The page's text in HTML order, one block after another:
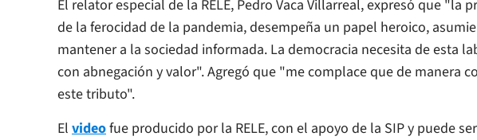
El relator especial de la RELE, Pedro Vaca Villarreal, expresó que "la
de la ferocidad de la pandemia, desempeña un papel heroico,
mantener a la sociedad informada. La democracia necesita de esta
con abnegación y valor". Agregó que "me complace que de manera
este tributo".
El videofue producido por la RELE, con el apoyo de la SIP y puede